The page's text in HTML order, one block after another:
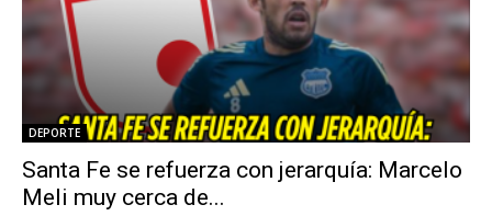
DEPORTE
Santa Fe se refuerza con jerarquía: Marcelo
Meli muy cerca de...